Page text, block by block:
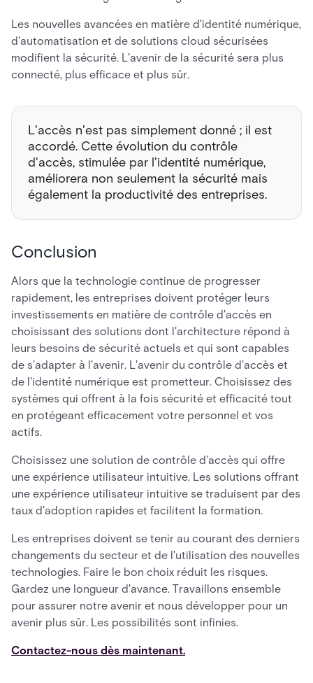
Les nouvelles avancées en matière d'identité numérique,
d'automatisation et de solutions cloud sécurisées
modifient la sécurité. L'avenir de la sécurité sera plus
connecté, plus efficace et plus sûr.
L'accès n'est pas simplement donné ; il est
accordé. Cette évolution du contrôle
d'accès, stimulée par l'identité numérique,
améliorera non seulement la sécurité mais
également la productivité des entreprises.
Conclusion
Alors que la technologie continue de progresser
rapidement, les entreprises doivent protéger leurs
investissements en matière de contrôle d'accès en
choisissant des solutions dont l'architecture répond à
leurs besoins de sécurité actuels et qui sont capables
de s'adapter à l'avenir. L'avenir du contrôle d'accès et
de l'identité numérique est prometteur. Choisissez des
systèmes qui offrent à la fois sécurité et efficacité tout
en protégeant efficacement votre personnel et vos
actifs.
Choisissez une solution de contrôle d'accès qui offre
une expérience utilisateur intuitive. Les solutions offrant
une expérience utilisateur intuitive se traduisent par des
taux d'adoption rapides et facilitent la formation.
Les entreprises doivent se tenir au courant des derniers
changements du secteur et de l'utilisation des nouvelles
technologies. Faire le bon choix réduit les risques.
Gardez une longueur d'avance. Travaillons ensemble
pour assurer notre avenir et nous développer pour un
avenir plus sûr. Les possibilités sont infinies.
Contactez-nous dès maintenant.